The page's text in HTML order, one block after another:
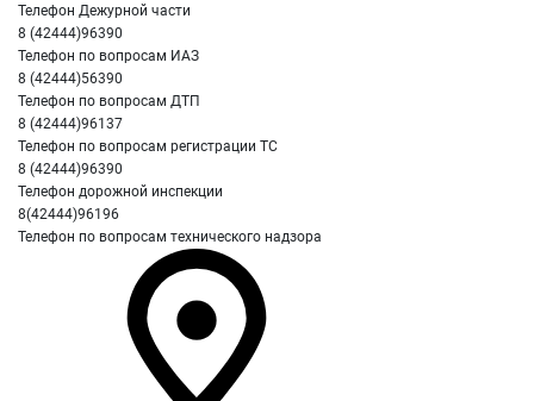
Телефон Дежурной части
8 (42444)96390
Телефон по вопросам ИАЗ
8 (42444)56390
Телефон по вопросам ДТП
8 (42444)96137
Телефон по вопросам регистрации ТС
8 (42444)96390
Телефон дорожной инспекции
8(42444)96196
Телефон по вопросам технического надзора